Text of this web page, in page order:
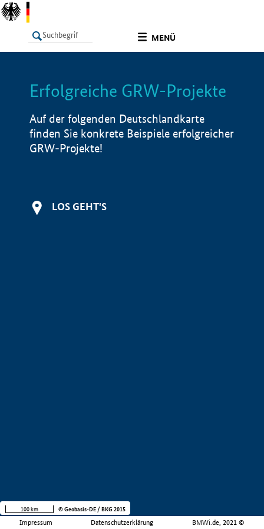
MENÜ
LISTE Info
Erfolgreiche GRW-Projekte
Auf der folgenden Deutschlandkarte
finden Sie konkrete Beispiele erfolgreicher
GRW-Projekte!
LOS GEHT'S
Impressum Datenschutzerklärung BMWi.de, 2021 ©
100 km © Geobasis-DE / BKG 2015